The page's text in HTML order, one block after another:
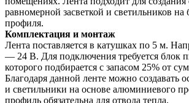
равномерной засветкой и светильников
профиля.
Комплектация и монтаж
Лента поставляется в катушках по 5 м.
— 24 В. Для подключения требуется блок
которого подбирается с запасом 25% от
Благодаря данной ленте можно создавать
и светильники на основе алюминиевого
профиль обязательна для отвода тепла.